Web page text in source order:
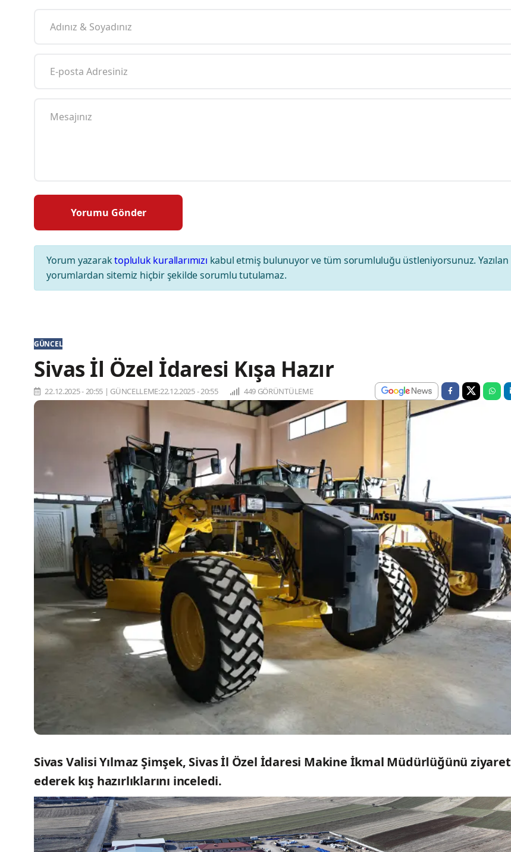
Yorum yazaraktopluluk kurallarımızı kabul etmiş bulunuyor ve tüm sorumluluğu üstleniyorsunuz. Yazılan
yorumlardan sitemiz hiçbir şekilde sorumlu tutulamaz.
GÜNCEL
Sivas İl Özel İdaresi Kışa Hazır
22.12.2025 - 20:55 | GÜNCELLEME:22.12.2025 - 20:55 449 GÖRÜNTÜLEME
Sivas Valisi Yılmaz Şimşek, Sivas İl Özel İdaresi Makine İkmal Müdürlüğünü ziyaret
ederek kış hazırlıklarını inceledi.